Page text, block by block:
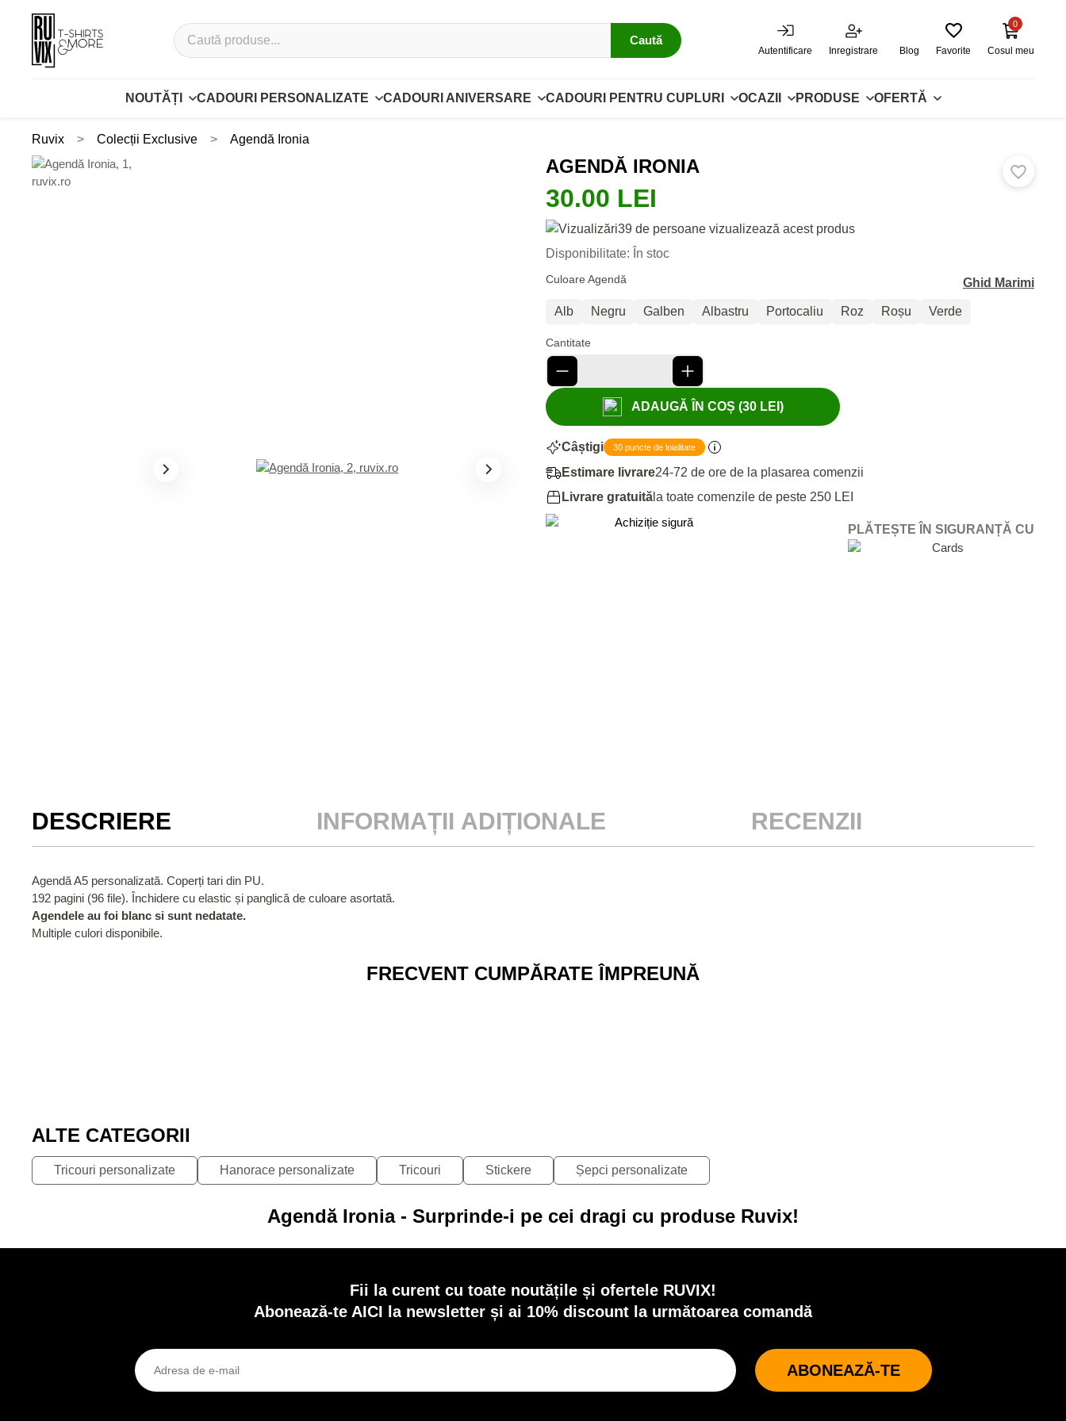
Caută
Autentificare Inregistrare Blog Favorite Cosul meu
0
NOUTĂȚI CADOURI PERSONALIZATE CADOURI ANIVERSARE CADOURI PENTRU CUPLURI OCAZII PRODUSE OFERTĂ
Ruvix Colecții Exclusive Agendă Ironia
AGENDĂ IRONIA
30.00 LEI
39 de persoane vizualizează acest produs
Disponibilitate: În stoc
Culoare Agendă Ghid Marimi
Alb Negru Galben Albastru Portocaliu Roz Roșu Verde
Cantitate
ADAUGĂ ÎN COȘ (30 LEI)
Câștigi 30 puncte de loialitate
Estimare livrare24-72 de ore de la plasarea comenzii
Livrare gratuită la toate comenzile de peste 250 LEI
PLĂTEȘTE ÎN SIGURANȚĂ CU
DESCRIERE INFORMAȚII ADIȚIONALE RECENZII
Agendă A5 personalizată. Coperți tari din PU.
192 pagini (96 file). Închidere cu elastic și panglică de culoare asortată.
Agendele au foi blanc si sunt nedatate.
Multiple culori disponibile.
FRECVENT CUMPĂRATE ÎMPREUNĂ
ALTE CATEGORII
Tricouri personalizate Hanorace personalizate Tricouri Stickere Șepci personalizate
Agendă Ironia - Surprinde-i pe cei dragi cu produse Ruvix!
Fii la curent cu toate noutățile și ofertele RUVIX!
Abonează-te AICI la newsletter și ai 10% discount la următoarea comandă
ABONEAZĂ-TE